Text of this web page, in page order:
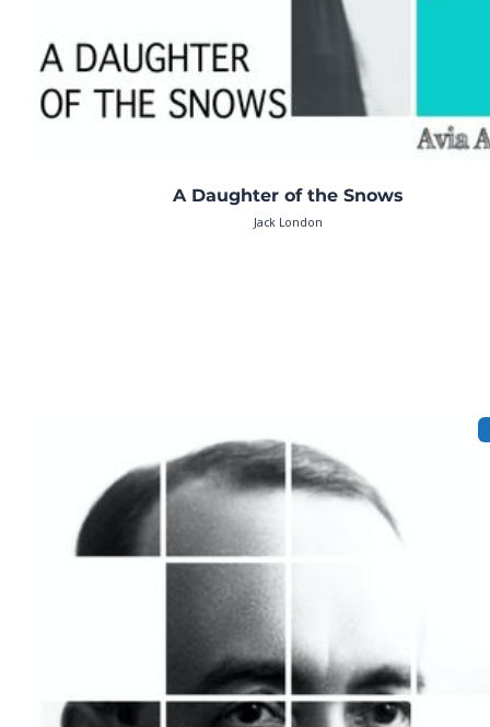
A Daughter of the Snows
Jack London